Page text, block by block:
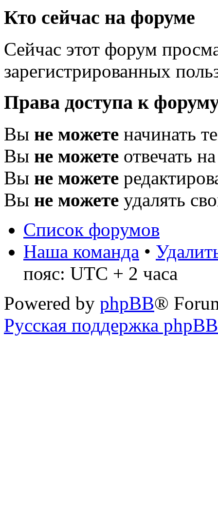
Кто сейчас на форуме
Сейчас этот форум
зарегистрированных
Права доступа к
Вы не можете начинать
Вы не можете отвечать
Вы не можете
Вы не можете удалять
Список форумов
Наша команда •
пояс: UTC + 2 часа
Powered by phpBB®
Русская поддержка phpBB